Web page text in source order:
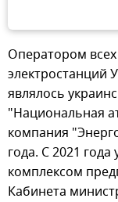
Оператором
электростанций
являлось
"Национальная
компания
года. С 2021
комплексом
Кабинета